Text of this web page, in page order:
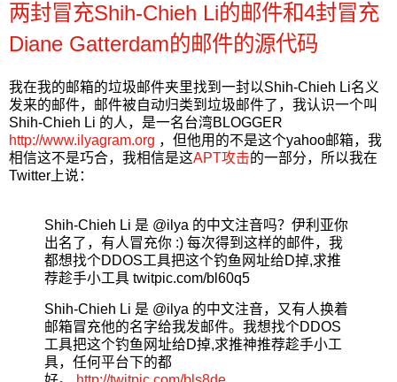
两封冒充Shih-Chieh Li的邮件和4封冒充
Diane Gatterdam的邮件的源代码
我在我的邮箱的垃圾邮件夹里找到一封以Shih-Chieh Li名义
发来的邮件，邮件被自动归类到垃圾邮件了，我认识一个叫
Shih-Chieh Li 的人，是一名台湾BLOGGER
http://www.ilyagram.org ，但他用的不是这个yahoo邮箱，我
相信这不是巧合，我相信是这APT攻击的一部分，所以我在
Twitter上说：
Shih-Chieh Li 是 @ilya 的中文注音吗？伊利亚你
出名了，有人冒充你 :) 每次得到这样的邮件，我
都想找个DDOS工具把这个钓鱼网址给D掉,求推
荐趁手小工具 twitpic.com/bl60q5
Shih-Chieh Li 是 @ilya 的中文注音，又有人换着
邮箱冒充他的名字给我发邮件。我想找个DDOS
工具把这个钓鱼网址给D掉,求推神推荐趁手小工
具，任何平台下的都